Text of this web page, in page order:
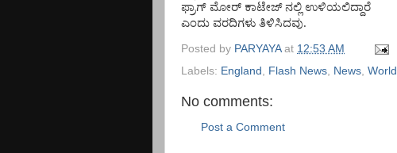
ಫ್ರಾಗ್ ಮೋರ್ ಕಾಟೇಜ್ ನಲ್ಲಿ ಉಳಿಯಲಿದ್ದಾರೆ
ಎಂದು ವರದಿಗಳು ತಿಳಿಸಿದವು.
Posted by PARYAYA at 12:53 AM
Labels: England Flash News News World
No comments:
Post a Comment